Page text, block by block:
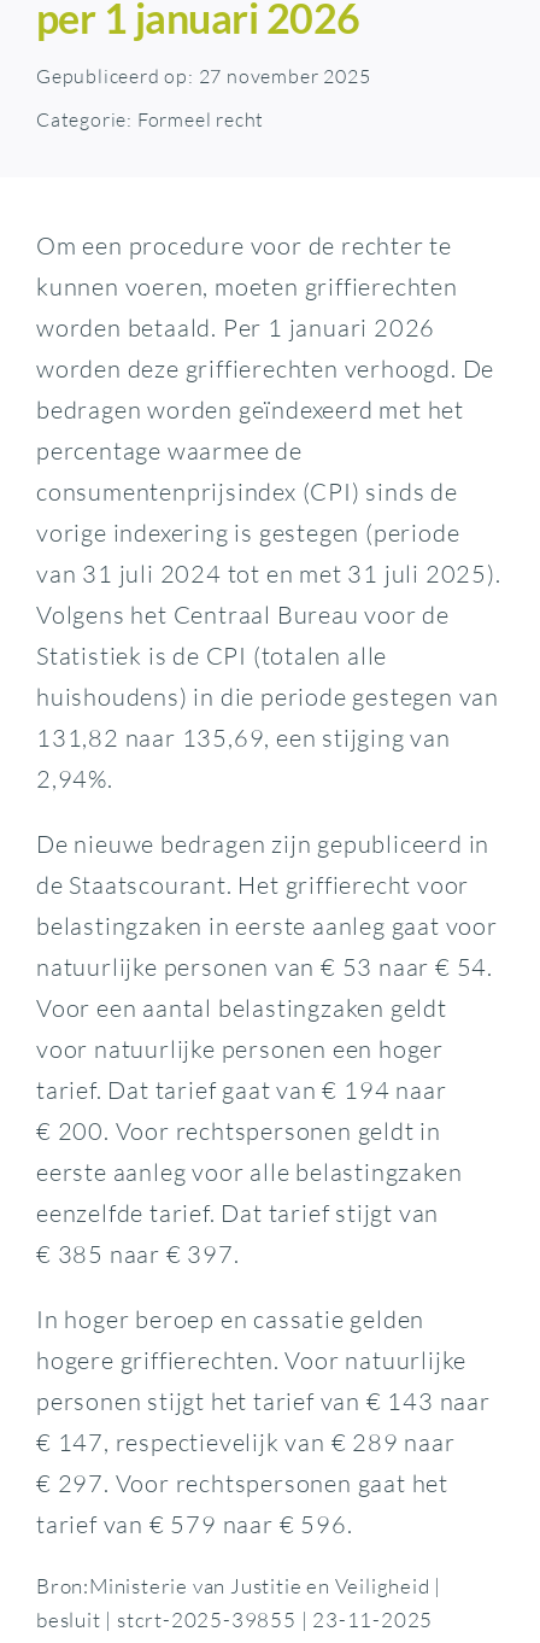
per 1 januari 2026
Gepubliceerd op: 27 november 2025
Categorie: Formeel recht
Om een procedure voor de rechter te
kunnen voeren, moeten griffierechten
worden betaald. Per 1 januari 2026
worden deze griffierechten verhoogd. De
bedragen worden geïndexeerd met het
percentage waarmee de
consumentenprijsindex (CPI) sinds de
vorige indexering is gestegen (periode
van 31 juli 2024 tot en met 31 juli 2025).
Volgens het Centraal Bureau voor de
Statistiek is de CPI (totalen alle
huishoudens) in die periode gestegen van
131,82 naar 135,69, een stijging van
2,94%.
De nieuwe bedragen zijn gepubliceerd in
de Staatscourant. Het griffierecht voor
belastingzaken in eerste aanleg gaat voor
natuurlijke personen van € 53 naar € 54.
Voor een aantal belastingzaken geldt
voor natuurlijke personen een hoger
tarief. Dat tarief gaat van € 194 naar
€ 200. Voor rechtspersonen geldt in
eerste aanleg voor alle belastingzaken
eenzelfde tarief. Dat tarief stijgt van
€ 385 naar € 397.
In hoger beroep en cassatie gelden
hogere griffierechten. Voor natuurlijke
personen stijgt het tarief van € 143 naar
€ 147, respectievelijk van € 289 naar
€ 297. Voor rechtspersonen gaat het
tarief van € 579 naar € 596.
Bron:Ministerie van Justitie en Veiligheid |
besluit | stcrt-2025-39855 | 23-11-2025